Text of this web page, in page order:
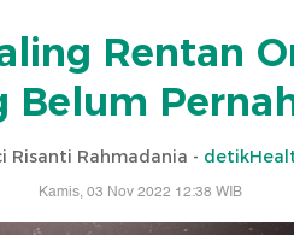
Rentan
Belum
Risanti Rahmadania -
Kamis, 03 Nov 2022 12:38 WIB